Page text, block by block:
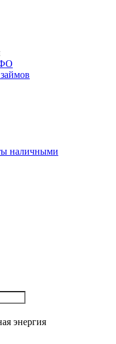
наличными
энергия